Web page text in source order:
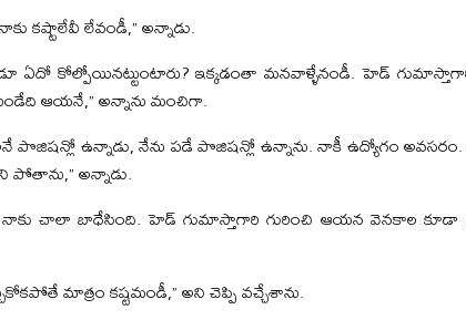
కష్టాలేవీ లేవండీ,” అన్నాడు.
ఏదో కోల్పోయినట్టుంటారు? ఇక్కడంతా మనవాళ్ళేనండీ. హెడ్‌
ఆయనే,” అన్నాను మంచిగా.
పొజిషన్లో ఉన్నాడు, నేను పడే పొజిషన్లో ఉన్నాను. నాకీ ఉద్యోగం
పోతాను,” అన్నాడు.
చాలా బాధేసింది. హెడ్‌ గుమాస్తాగారి గురించి ఆయన వెనకాల కూడా
మాత్రం కష్టమండీ,” అని చెప్పి వచ్చేశాను.